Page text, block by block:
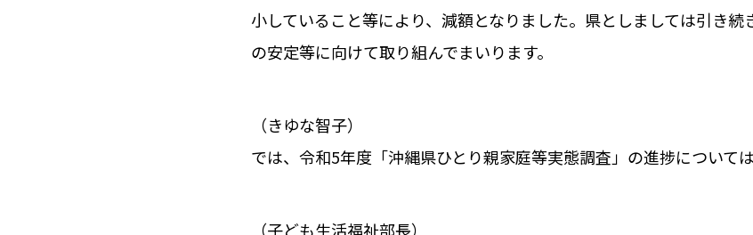
小していること等により、減額となりました。県としましては引き続
の安定等に向けて取り組んでまいります。
（きゆな智子）
では、令和5年度「沖縄県ひとり親家庭等実態調査」の進捗について
（子ども生活福祉部長）